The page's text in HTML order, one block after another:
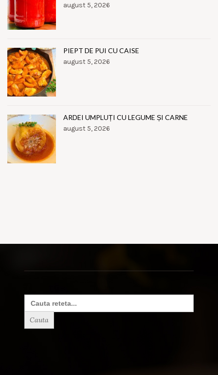
august 5, 2026
PIEPT DE PUI CU CAISE
august 5, 2026
ARDEI UMPLUȚI CU LEGUME ȘI CARNE
august 5, 2026
Search
for: